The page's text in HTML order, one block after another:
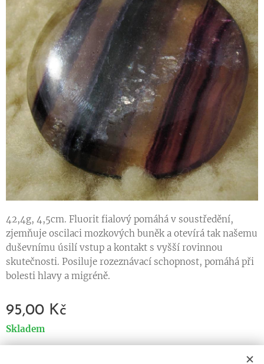
42,4g, 4,5cm. Fluorit fialový pomáhá v soustředění,
zjemňuje oscilaci mozkových buněk a otevírá tak našemu
duševnímu úsilí vstup a kontakt s vyšší rovinnou
skutečnosti. Posiluje rozeznávací schopnost, pomáhá při
bolesti hlavy a migréně.
95,00 Kč
Skladem